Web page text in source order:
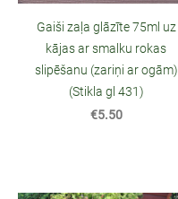
Gaiši zaļa glāzīte 75ml uz
kājas ar smalku rokas
slipēšanu (zariņi ar ogām)
(Stikla gl 431)
€5.50